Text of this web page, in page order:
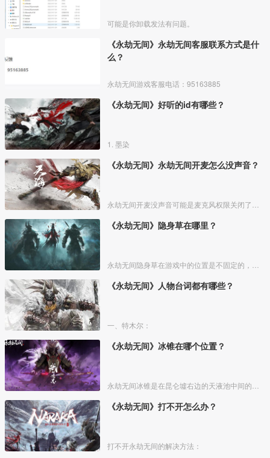
可能是你卸载发法有问题。
《永劫无间》永劫无间客服联系方式是什
么？
永劫无间游戏客服电话：95163885
《永劫无间》好听的id有哪些？
1. 墨染
《永劫无间》永劫无间开麦怎么没声音？
《永劫无间》隐身草在哪里？
《永劫无间》人物台词都有哪些？
一、特木尔：
《永劫无间》冰锥在哪个位置？
《永劫无间》打不开怎么办？
打不开永劫无间的解决方法：